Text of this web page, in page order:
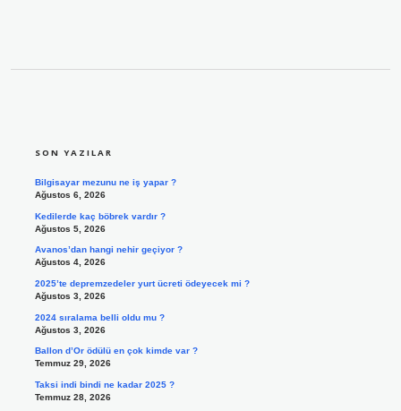
SON YAZILAR
Bilgisayar mezunu ne iş yapar ?
Ağustos 6, 2026
Kedilerde kaç böbrek vardır ?
Ağustos 5, 2026
Avanos’dan hangi nehir geçiyor ?
Ağustos 4, 2026
2025’te depremzedeler yurt ücreti ödeyecek mi ?
Ağustos 3, 2026
2024 sıralama belli oldu mu ?
Ağustos 3, 2026
Ballon d’Or ödülü en çok kimde var ?
Temmuz 29, 2026
Taksi indi bindi ne kadar 2025 ?
Temmuz 28, 2026